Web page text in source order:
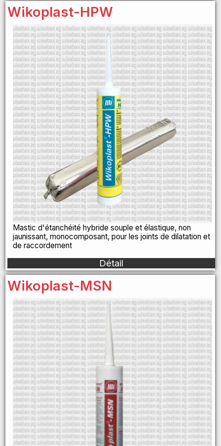
Wikoplast-HPW
Mastic d'étanchéité hybride souple et élastique, non
jaunissant, monocomposant, pour les joints de dilatation et
de raccordement
Détail
Wikoplast-MSN